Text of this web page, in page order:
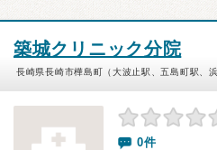
築城クリニック分院
長崎県長崎市樺島町（大波止駅、五島町駅、
0件